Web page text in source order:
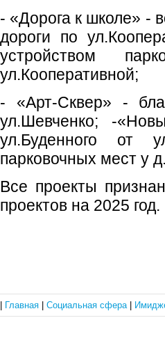
- «Дорога к школе» -
дороги по
устройством
ул.Кооперативной;
- «Арт-Сквер» -
ул.Шевченко; -
ул.Буденного от
парковочных мест у
Все проекты
проектов на 2025 год.
Главная Социальная сфера